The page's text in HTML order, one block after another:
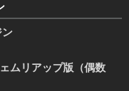
ン
ムリアップ版（偶数